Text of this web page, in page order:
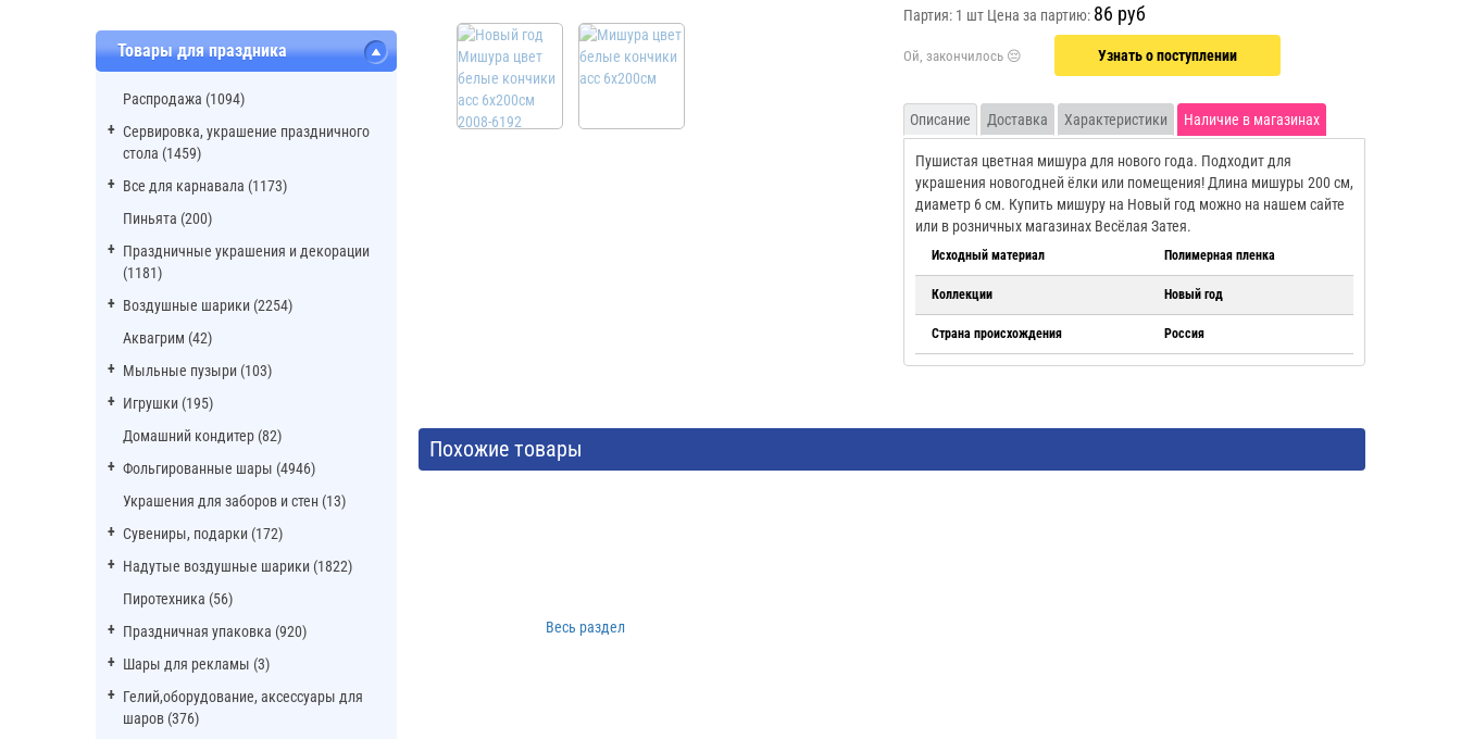
Товары для праздника
Распродажа (1094)
Сервировка, украшение праздничного
стола (1459)
Все для карнавала (1173)
Пиньята (200)
Праздничные украшения и декорации
(1181)
Воздушные шарики (2254)
Аквагрим (42)
Мыльные пузыри (103)
Игрушки (195)
Домашний кондитер (82)
Фольгированные шары (4946)
Украшения для заборов и стен (13)
Сувениры, подарки (172)
Надутые воздушные шарики (1822)
Пиротехника (56)
Праздничная упаковка (920)
Шары для рекламы (3)
Гелий,оборудование, аксессуары для
шаров (376)
Партия: 1 шт Цена за партию: 86 руб
Узнать о поступлении
Описание Доставка Характеристики Наличие в магазинах
Пушистая цветная мишура для нового года. Подходит для
украшения новогодней ёлки или помещения! Длина мишуры 200 см,
диаметр 6 см. Купить мишуру на Новый год можно на нашем сайте
или в розничных магазинах Весёлая Затея.
Исходный материал Полимерная пленка
Коллекции Новый год
Страна происхождения Россия
Похожие товары
Весь раздел